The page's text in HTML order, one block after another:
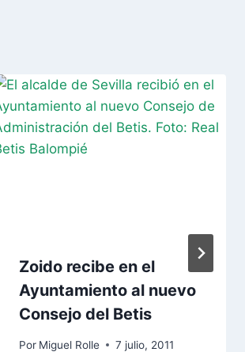
Zoido recibe en el
Ayuntamiento al nuevo
Consejo del Betis
Por Miguel Rolle 7 julio, 2011